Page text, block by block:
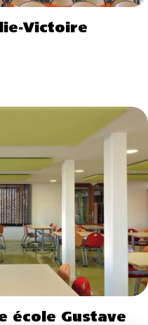
Victoire
école Gustave